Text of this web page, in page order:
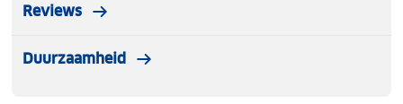
Reviews
Duurzaamheid